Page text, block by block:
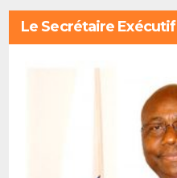
Le Secrétaire Exécutif